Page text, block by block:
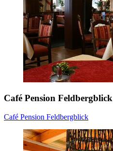
Café Pension Feldbergblick
Café Pension Feldbergblick